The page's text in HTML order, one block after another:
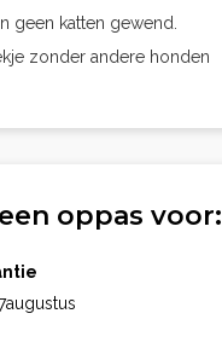
geen katten gewend.
zonder andere honden
oppas voor: